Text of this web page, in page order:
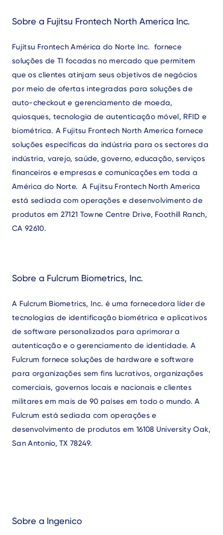
Sobre a Fujitsu Frontech North America Inc.
Fujitsu Frontech América do Norte Inc. fornece
soluções de TI focadas no mercado que permitem
que os clientes atinjam seus objetivos de negócios
por meio de ofertas integradas para soluções de
auto-checkout e gerenciamento de moeda,
quiosques, tecnologia de autenticação móvel, RFID e
biométrica. A Fujitsu Frontech North America fornece
soluções específicas da indústria para os sectores da
indústria, varejo, saúde, governo, educação, serviços
financeiros e empresas e comunicações em toda a
América do Norte. A Fujitsu Frontech North America
está sediada com operações e desenvolvimento de
produtos em 27121 Towne Centre Drive, Foothill Ranch,
CA 92610.
Sobre a Fulcrum Biometrics, Inc.
A Fulcrum Biometrics, Inc. é uma fornecedora líder de
tecnologias de identificação biométrica e aplicativos
de software personalizados para aprimorar a
autenticação e o gerenciamento de identidade. A
Fulcrum fornece soluções de hardware e software
para organizações sem fins lucrativos, organizações
comerciais, governos locais e nacionais e clientes
militares em mais de 90 países em todo o mundo. A
Fulcrum está sediada com operações e
desenvolvimento de produtos em 16108 University Oak,
San Antonio, TX 78249.
Sobre a Ingenico